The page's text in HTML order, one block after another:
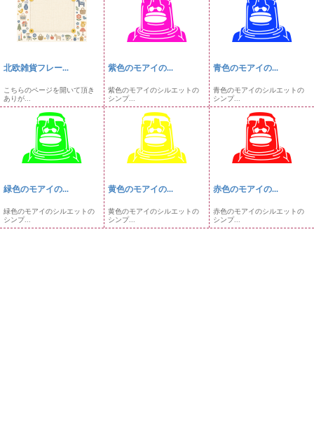
北欧雑貨フレー...
こちらのページを開いて頂き
ありが...
紫色のモアイの...
紫色のモアイのシルエットの
シンプ...
青色のモアイの...
青色のモアイのシルエットの
シンプ...
緑色のモアイの...
緑色のモアイのシルエットの
シンプ...
黄色のモアイの...
黄色のモアイのシルエットの
シンプ...
赤色のモアイの...
赤色のモアイのシルエットの
シンプ...